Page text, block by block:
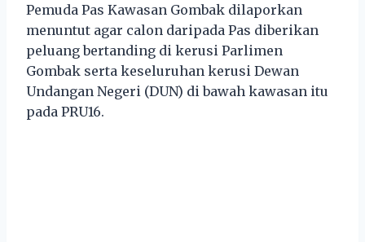
Pemuda Pas Kawasan Gombak dilaporkan
menuntut agar calon daripada Pas diberikan
peluang bertanding di kerusi Parlimen
Gombak serta keseluruhan kerusi Dewan
Undangan Negeri (DUN) di bawah kawasan itu
pada PRU16.